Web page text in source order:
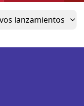
lanzamientos